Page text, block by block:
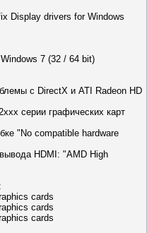
Display drivers for Windows
7 (32 / 64 bit)
с DirectX и ATI Radeon HD
серии графических карт
"No compatible hardware
HDMI: "AMD High
cards
cards
cards